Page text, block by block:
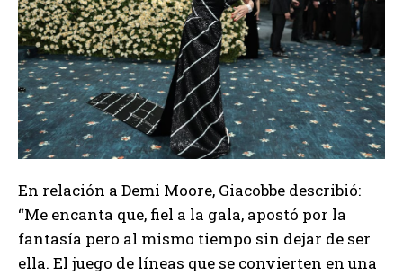
En relación a Demi Moore, Giacobbe describió:
“Me encanta que, fiel a la gala, apostó por la
fantasía pero al mismo tiempo sin dejar de ser
ella. El juego de líneas que se convierten en una